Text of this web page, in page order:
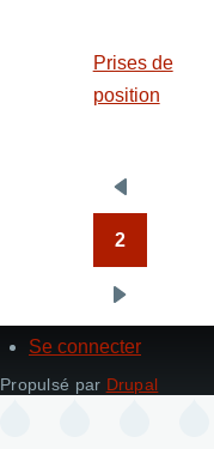
Prises de
position
Pagination
Page
précédente
2
page
User
account
menu
Se connecter
Propulsé par Drupal